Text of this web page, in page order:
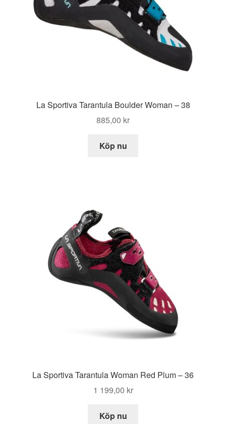
La Sportiva Tarantula Boulder Woman – 38
885,00 kr
Köp nu
La Sportiva Tarantula Woman Red Plum – 36
1 199,00 kr
Köp nu